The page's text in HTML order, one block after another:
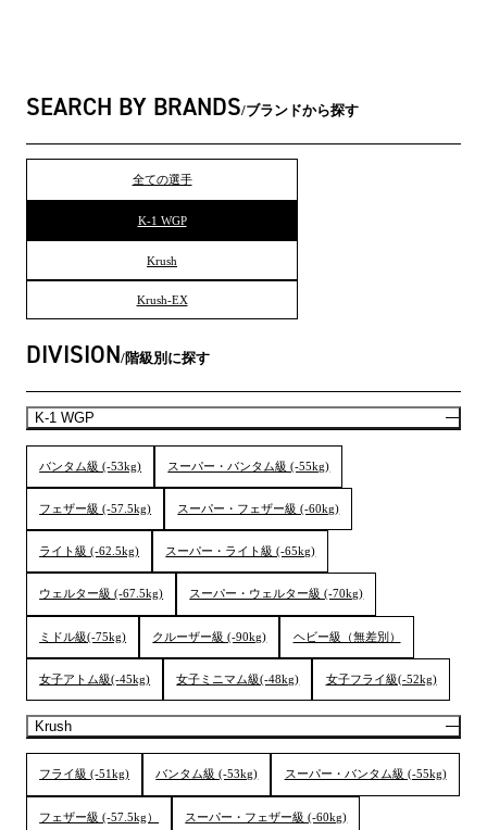
SEARCH BY BRANDS ブランドから探す
全ての選手
K-1 WGP
Krush
Krush-EX
DIVISION 階級別に探す
K-1 WGP
バンタム級 (-53kg) スーパー・バンタム級 (-55kg)
フェザー級 (-57.5kg) スーパー・フェザー級 (-60kg)
ライト級 (-62.5kg) スーパー・ライト級 (-65kg)
ウェルター級 (-67.5kg) スーパー・ウェルター級 (-70kg)
ミドル級(-75kg) クルーザー級 (-90kg) ヘビー級（無差別）
女子アトム級(-45kg) 女子ミニマム級(-48kg) 女子フライ級(-52kg)
Krush
フライ級 (-51kg) バンタム級 (-53kg) スーパー・バンタム級 (-55kg)
フェザー級 (-57.5kg） スーパー・フェザー級 (-60kg)